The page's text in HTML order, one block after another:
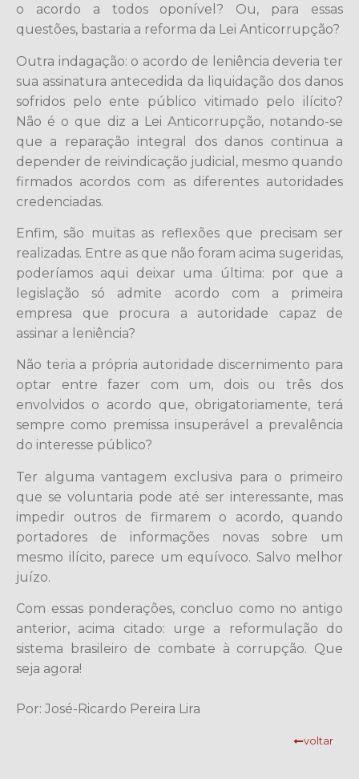
o acordo a todos oponível? Ou, para essas
questões, bastaria a reforma da Lei Anticorrupção?
Outra indagação: o acordo de leniência deveria ter
sua assinatura antecedida da liquidação dos danos
sofridos pelo ente público vitimado pelo ilícito?
Não é o que diz a Lei Anticorrupção, notando-se
que a reparação integral dos danos continua a
depender de reivindicação judicial, mesmo quando
firmados acordos com as diferentes autoridades
credenciadas.
Enfim, são muitas as reflexões que precisam ser
realizadas. Entre as que não foram acima sugeridas,
poderíamos aqui deixar uma última: por que a
legislação só admite acordo com a primeira
empresa que procura a autoridade capaz de
assinar a leniência?
Não teria a própria autoridade discernimento para
optar entre fazer com um, dois ou três dos
envolvidos o acordo que, obrigatoriamente, terá
sempre como premissa insuperável a prevalência
do interesse público?
Ter alguma vantagem exclusiva para o primeiro
que se voluntaria pode até ser interessante, mas
impedir outros de firmarem o acordo, quando
portadores de informações novas sobre um
mesmo ilícito, parece um equívoco. Salvo melhor
juízo.
Com essas ponderações, concluo como no antigo
anterior, acima citado: urge a reformulação do
sistema brasileiro de combate à corrupção. Que
seja agora!
Por: José-Ricardo Pereira Lira
voltar